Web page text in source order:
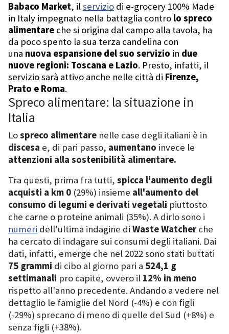
Babaco Market, ilservizio di e-grocery 100% Made
in Italy impegnato nella battaglia contro lo spreco
alimentare che si origina dal campo alla tavola, ha
da poco spento la sua terza candelina con
una nuova espansione del suo servizio in due
nuove regioni: Toscana e Lazio. Presto, infatti, il
servizio sarà attivo anche nelle città di Firenze,
Prato e Roma.
Spreco alimentare: la situazione in
Italia
Lospreco alimentare nelle case degli italiani è in
discesa e, di pari passo, aumentano invece le
attenzioni alla sostenibilità alimentare.
Tra questi, prima fra tutti, spicca l'aumento degli
acquisti a km 0 (29%) insieme all'aumento del
consumo di legumi e derivati vegetali piuttosto
che carne o proteine animali (35%). A dirlo sono i
numeri dell'ultima indagine di Waste Watcherche
ha cercato di indagare sui consumi degli italiani. Dai
dati, infatti, emerge che nel 2022 sono stati buttati
75 grammi di cibo al giorno pari a 524,1 g
settimanali pro capite, ovvero il 12% in meno
rispetto all'anno precedente. Andando a vedere nel
dettaglio le famiglie del Nord (-4%) e con figli
(-29%) sprecano di meno di quelle del Sud (+8%) e
senza figli (+38%).